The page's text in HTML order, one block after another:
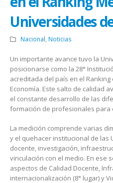
Universidades
Nacional Noticias
Un importante avance tuvo la
posicionarse como la 28°
acreditada del país en el
Economía. Este salto de calidad
el constante desarrollo de las
formación de profesionales para
La medición comprende varias
y el quehacer institucional de las
docente, investigación,
vinculación con el medio. En ese
aspectos de Calidad Docente,
internacionalización (8° lugar) y